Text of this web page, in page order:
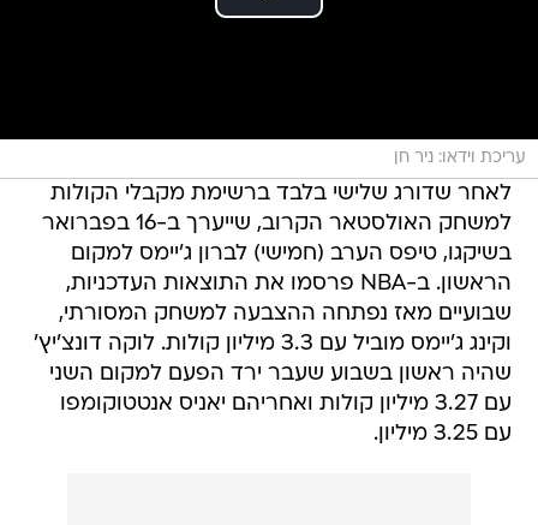
עריכת וידאו: ניר חן
לאחר שדורג שלישי בלבד ברשימת מקבלי הקולות
למשחק האולסטאר הקרוב, שייערך ב-16 בפברואר
בשיקגו, טיפס הערב (חמישי) לברון ג'יימס למקום
הראשון. ב-NBA פרסמו את התוצאות העדכניות,
שבועיים מאז נפתחה ההצבעה למשחק המסורתי,
וקינג ג'יימס מוביל עם 3.3 מיליון קולות. לוקה דונצ'יץ'
שהיה ראשון בשבוע שעבר ירד הפעם למקום השני
עם 3.27 מיליון קולות ואחריהם יאניס אנטטוקומפו
עם 3.25 מיליון.